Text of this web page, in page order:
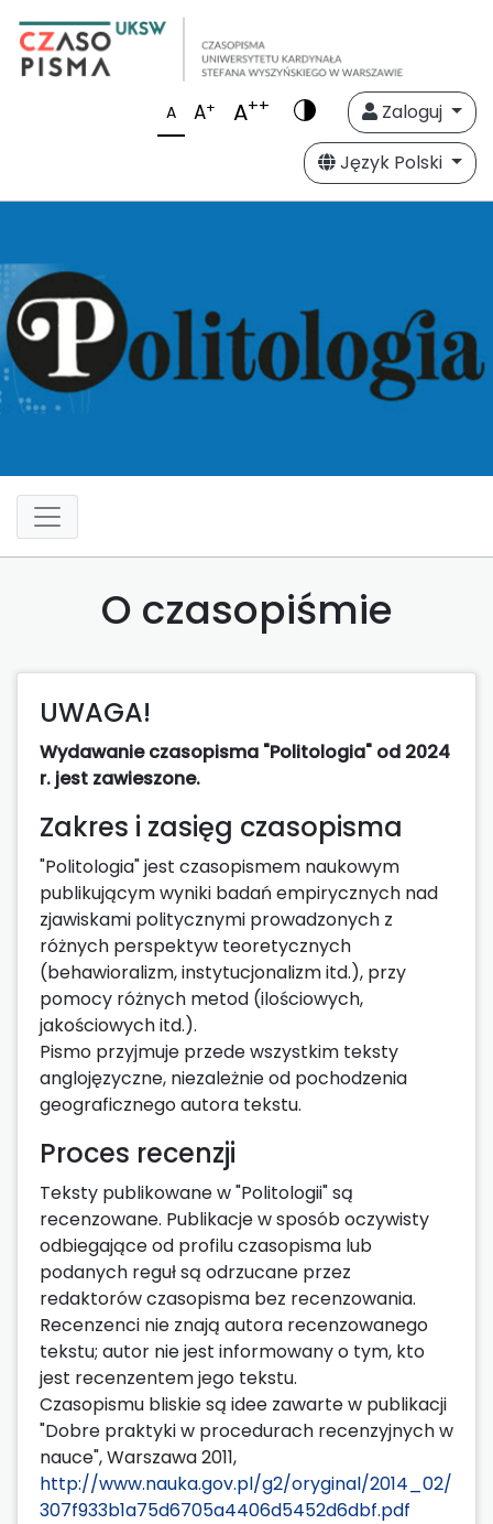
A A+ A++
Zaloguj
Język Polski
O czasopiśmie
UWAGA!
Wydawanie czasopisma "Politologia" od 2024
r. jest zawieszone.
Zakres i zasięg czasopisma
"Politologia" jest czasopismem naukowym
publikującym wyniki badań empirycznych nad
zjawiskami politycznymi prowadzonych z
różnych perspektyw teoretycznych
(behawioralizm, instytucjonalizm itd.), przy
pomocy różnych metod (ilościowych,
jakościowych itd.).
Pismo przyjmuje przede wszystkim teksty
anglojęzyczne, niezależnie od pochodzenia
geograficznego autora tekstu.
Proces recenzji
Teksty publikowane w "Politologii" są
recenzowane. Publikacje w sposób oczywisty
odbiegające od profilu czasopisma lub
podanych reguł są odrzucane przez
redaktorów czasopisma bez recenzowania.
Recenzenci nie znają autora recenzowanego
tekstu; autor nie jest informowany o tym, kto
jest recenzentem jego tekstu.
Czasopismu bliskie są idee zawarte w publikacji
"Dobre praktyki w procedurach recenzyjnych w
nauce", Warszawa 2011,
http://www.nauka.gov.pl/g2/oryginal/2014_02/
307f933b1a75d6705a4406d5452d6dbf.pdf